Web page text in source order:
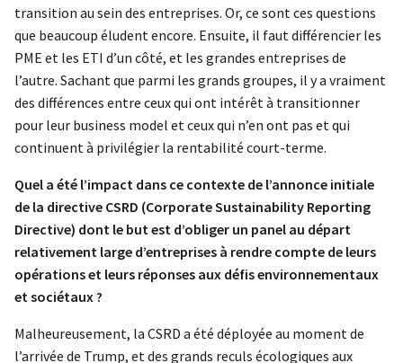
transition au sein des entreprises. Or, ce sont ces questions
que beaucoup éludent encore. Ensuite, il faut différencier les
PME et les ETI d’un côté, et les grandes entreprises de
l’autre. Sachant que parmi les grands groupes, il y a vraiment
des différences entre ceux qui ont intérêt à transitionner
pour leur business model et ceux qui n’en ont pas et qui
continuent à privilégier la rentabilité court-terme.
Quel a été l’impact dans ce contexte de l’annonce initiale
de la directive CSRD (Corporate Sustainability Reporting
Directive) dont le but est d’obliger un panel au départ
relativement large d’entreprises à rendre compte de leurs
opérations et leurs réponses aux défis environnementaux
et sociétaux ?
Malheureusement, la CSRD a été déployée au moment de
l’arrivée de Trump, et des grands reculs écologiques aux